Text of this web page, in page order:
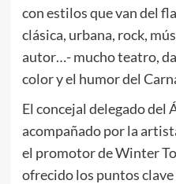
con estilos que van del
clásica, urbana, rock,
autor…- mucho teatro,
color y el humor del
El concejal delegado del
acompañado por la
el promotor de Winter
ofrecido los puntos